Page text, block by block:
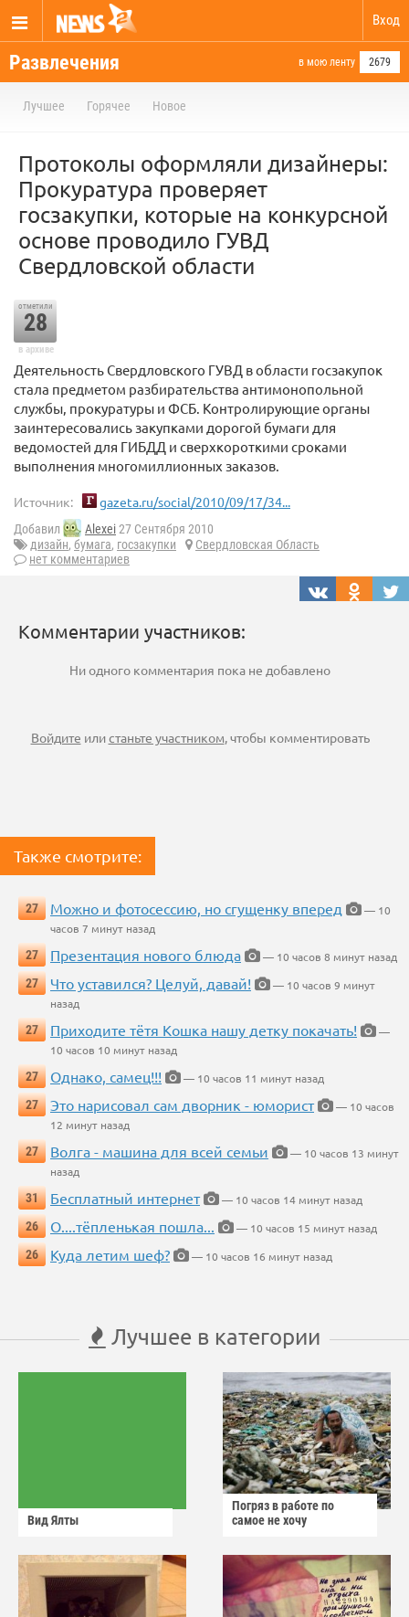
Вход
Развлечения в мою ленту 2679
Лучшее Горячее Новое
Протоколы оформляли дизайнеры:
Прокуратура проверяет
госзакупки, которые на конкурсной
основе проводило ГУВД
Свердловской области
отметили
28
в архиве
Деятельность Свердловского ГУВД в области госзакупок
стала предметом разбирательства антимонопольной
службы, прокуратуры и ФСБ. Контролирующие органы
заинтересовались закупками дорогой бумаги для
ведомостей для ГИБДД и сверхкороткими сроками
выполнения многомиллионных заказов.
Источник: gazeta.ru/social/2010/09/17/34...
Добавил Alexei27 Сентября 2010
дизайн, бумага, госзакупки
Свердловская Область
нет комментариев
Комментарии участников:
Ни одного комментария пока не добавлено
Войдите илистаньте участником, чтобы комментировать
Также смотрите:
27 Можно и фотосессию, но сгущенку вперед
— 10
часов 7 минут назад
27
Презентация нового блюда
— 10 часов 8 минут назад
27
Что уставился? Целуй, давай!
— 10 часов 9 минут
назад
27
Приходите тётя Кошка нашу детку покачать!
—
10 часов 10 минут назад
27
Однако, самец!!!
— 10 часов 11 минут назад
27
Это нарисовал сам дворник - юморист
— 10 часов
12 минут назад
27
Волга - машина для всей семьи
— 10 часов 13 минут
назад
31
Бесплатный интернет
— 10 часов 14 минут назад
26
О....тёпленькая пошла...
— 10 часов 15 минут назад
26
Куда летим шеф? — 10 часов 16 минут назад
Лучшее в категории
Вид Ялты
Погряз в работе по
самое не хочу